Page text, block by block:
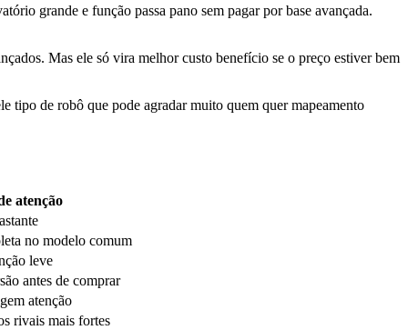
grande e função passa pano sem pagar por base avançada.
Mas ele só vira melhor custo benefício se o preço estiver bem
de robô que pode agradar muito quem quer mapeamento
atenção
no modelo comum
leve
antes de comprar
atenção
rivais mais fortes